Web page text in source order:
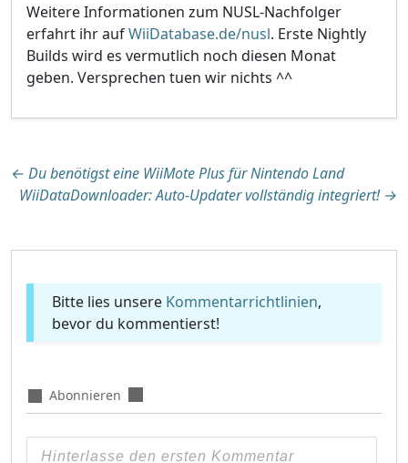
Weitere Informationen zum NUSL-Nachfolger
erfahrt ihr aufWiiDatabase.de/nusl. Erste Nightly
Builds wird es vermutlich noch diesen Monat
geben. Versprechen tuen wir nichts ^^
Beitragsnavigation
← Du benötigst eine WiiMote Plus für Nintendo Land
WiiDataDownloader: Auto-Updater vollständig integriert! →
Bitte lies unsere Kommentarrichtlinien,
bevor du kommentierst!
Abonnieren